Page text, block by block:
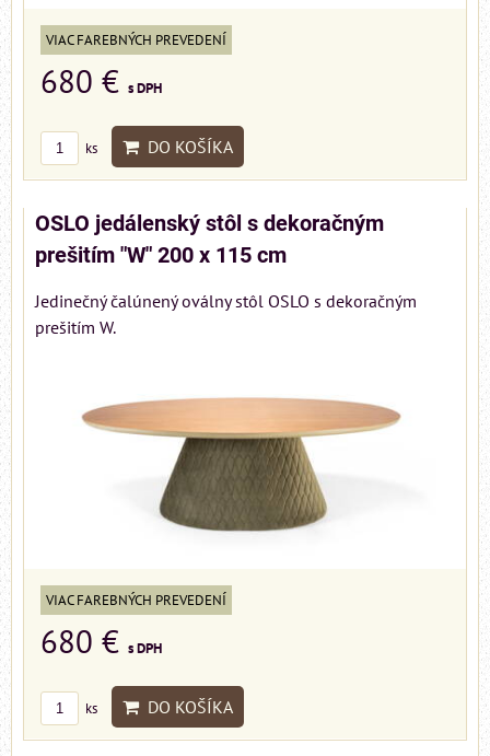
VIAC FAREBNÝCH PREVEDENÍ
680 € s DPH
ks DO KOŠÍKA
OSLO jedálenský stôl s dekoračným
prešitím "W" 200 x 115 cm
Jedinečný čalúnený oválny stôl OSLO s dekoračným
prešitím W.
VIAC FAREBNÝCH PREVEDENÍ
680 € s DPH
ks DO KOŠÍKA